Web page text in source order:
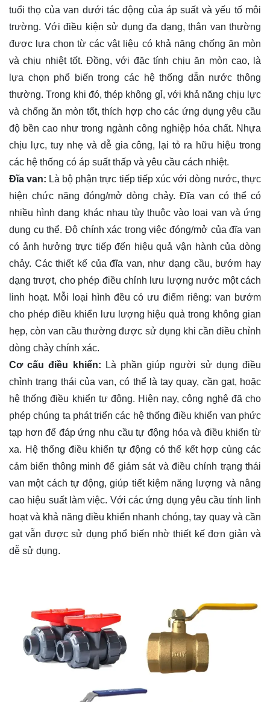
tuổi thọ của van dưới tác động của áp suất và yếu tố môi
trường. Với điều kiện sử dụng đa dạng, thân van thường
được lựa chọn từ các vật liệu có khả năng chống ăn mòn
và chịu nhiệt tốt. Đồng, với đặc tính chịu ăn mòn cao, là
lựa chọn phổ biến trong các hệ thống dẫn nước thông
thường. Trong khi đó, thép không gỉ, với khả năng chịu lực
và chống ăn mòn tốt, thích hợp cho các ứng dụng yêu cầu
độ bền cao như trong ngành công nghiệp hóa chất. Nhựa
chịu lực, tuy nhẹ và dễ gia công, lại tỏ ra hữu hiệu trong
các hệ thống có áp suất thấp và yêu cầu cách nhiệt.
Đĩa van: Là bộ phận trực tiếp tiếp xúc với dòng nước, thực
hiện chức năng đóng/mở dòng chảy. Đĩa van có thể có
nhiều hình dạng khác nhau tùy thuộc vào loại van và ứng
dụng cụ thể. Độ chính xác trong việc đóng/mở của đĩa van
có ảnh hưởng trực tiếp đến hiệu quả vận hành của dòng
chảy. Các thiết kế của đĩa van, như dạng cầu, bướm hay
dạng trượt, cho phép điều chỉnh lưu lượng nước một cách
linh hoạt. Mỗi loại hình đều có ưu điểm riêng: van bướm
cho phép điều khiển lưu lượng hiệu quả trong không gian
hẹp, còn van cầu thường được sử dụng khi cần điều chỉnh
dòng chảy chính xác.
Cơ cấu điều khiển: Là phần giúp người sử dụng điều
chỉnh trạng thái của van, có thể là tay quay, cần gạt, hoặc
hệ thống điều khiển tự động. Hiện nay, công nghệ đã cho
phép chúng ta phát triển các hệ thống điều khiển van phức
tạp hơn để đáp ứng nhu cầu tự động hóa và điều khiển từ
xa. Hệ thống điều khiển tự động có thể kết hợp cùng các
cảm biến thông minh để giám sát và điều chỉnh trạng thái
van một cách tự động, giúp tiết kiệm năng lượng và nâng
cao hiệu suất làm việc. Với các ứng dụng yêu cầu tính linh
hoạt và khả năng điều khiển nhanh chóng, tay quay và cần
gạt vẫn được sử dụng phổ biến nhờ thiết kế đơn giản và
dễ sử dụng.